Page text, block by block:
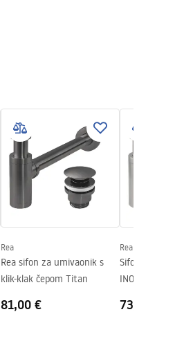
Rea
Rea sifon za umivaonik s
klik-klak čepom Titan
81,00 €
Rea
Sifon Rea
INOX
73,00 €